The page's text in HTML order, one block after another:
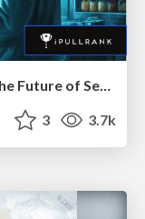
SEO in 2025: How to Prepare for the Future of Search
3 3.7k